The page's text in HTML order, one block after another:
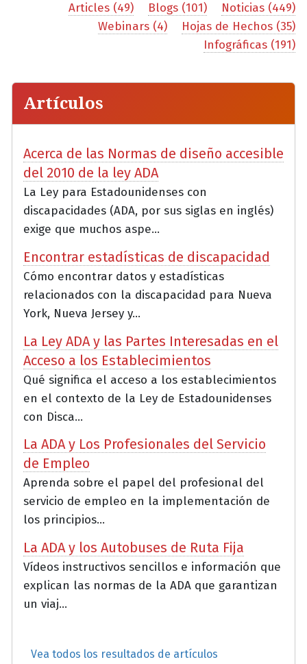
Articles (49) Blogs (101)
Noticias (449)
Webinars (4)
Hojas de Hechos (35)
Infográficas (191)
Artículos
Acerca de las Normas de diseño accesible
del 2010 de la ley ADA
La Ley para Estadounidenses con
discapacidades (ADA, por sus siglas en inglés)
exige que muchos aspe...
Encontrar estadísticas de discapacidad
Cómo encontrar datos y estadísticas
relacionados con la discapacidad para Nueva
York, Nueva Jersey y...
La Ley ADA y las Partes Interesadas en el
Acceso a los Establecimientos
Qué significa el acceso a los establecimientos
en el contexto de la Ley de Estadounidenses
con Disca...
La ADA y Los Profesionales del Servicio
de Empleo
Aprenda sobre el papel del profesional del
servicio de empleo en la implementación de
los principios...
La ADA y los Autobuses de Ruta Fija
Vídeos instructivos sencillos e información que
explican las normas de la ADA que garantizan
un viaj...
Vea todos los resultados de artículos